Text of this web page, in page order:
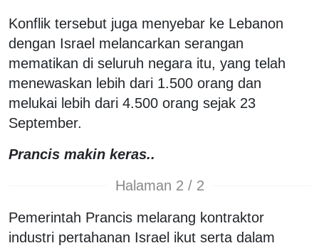
Konflik tersebut juga menyebar ke Lebanon
dengan Israel melancarkan serangan
mematikan di seluruh negara itu, yang telah
menewaskan lebih dari 1.500 orang dan
melukai lebih dari 4.500 orang sejak 23
September.
Prancis makin keras..
Halaman 2 / 2
Pemerintah Prancis melarang kontraktor
industri pertahanan Israel ikut serta dalam